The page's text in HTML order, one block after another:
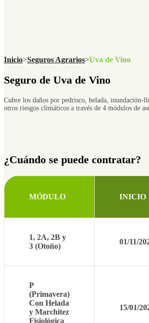
Inicio>Seguros Agrarios>Uva de Vino
Seguro de Uva de Vino
Cubre los daños por pedrisco, helada, inundación-
otros riesgos climáticos a través de 4 módulos de
¿Cuándo se puede contratar?
MÓDULO INICIO
1, 2A, 2B y
3 (Otoño)
01/11/
P
(Primavera)
Con Helada
y Marchitez
Fisiológica
15/01/